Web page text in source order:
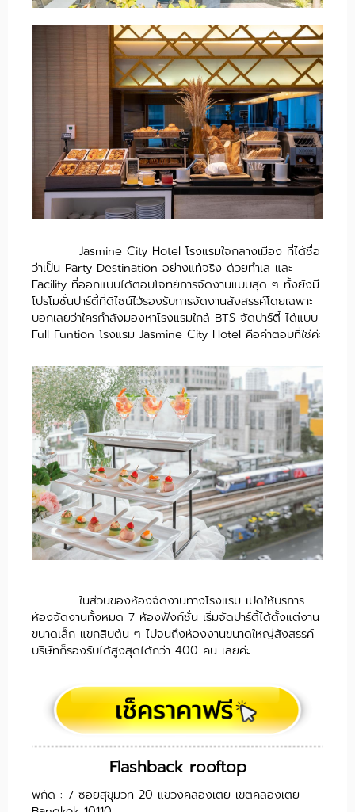
Jasmine City Hotel โรงแรมใจกลางเมือง ที่ได้ชื่อ
ว่าเป็น Party Destination อย่างแท้จริง ด้วยทำเล และ
Facility ที่ออกแบบได้ตอบโจทย์การจัดงานแบบสุด ๆ ทั้งยังมี
โปรโมชั่นปาร์ตี้ที่ดีไซน์ไว้รองรับการจัดงานสังสรรค์โดยเฉพาะ
บอกเลยว่าใครกำลังมองหาโรงแรมใกล้ BTS จัดปาร์ตี้ ได้แบบ
Full Funtion โรงแรม Jasmine City Hotel คือคำตอบที่ใช่ค่ะ
ในส่วนของห้องจัดงานทางโรงแรม เปิดให้บริการ
ห้องจัดงานทั้งหมด 7 ห้องฟังก์ชั่น เริ่มจัดปาร์ตี้ได้ตั้งแต่งาน
ขนาดเล็ก แขกสิบต้น ๆ ไปจนถึงห้องงานขนาดใหญ่สังสรรค์
บริษัทก็รองรับได้สูงสุดได้กว่า 400 คน เลยค่ะ
Flashback rooftop
พิกัด : 7 ซอยสุขุมวิท 20 แขวงคลองเตย เขตคลองเตย